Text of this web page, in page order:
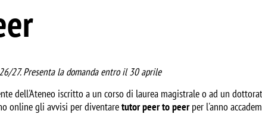
27. Presenta la domanda entro il 30 aprile
dell'Ateneo iscritto a un corso di laurea magistrale o ad un
online gli avvisi per diventaretutor peer to peerper l'anno